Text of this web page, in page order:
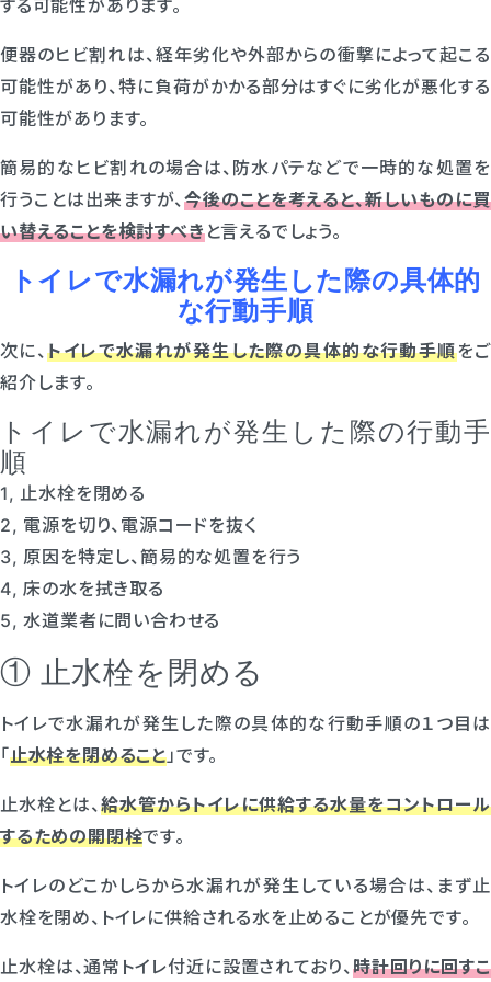
する可能性があります。
便器のヒビ割れは、経年劣化や外部からの衝撃によって起こる
可能性があり、特に負荷がかかる部分はすぐに劣化が悪化する
可能性があります。
簡易的なヒビ割れの場合は、防水パテなどで一時的な処置を
行うことは出来ますが、今後のことを考えると、新しいものに買
い替えることを検討すべきと言えるでしょう。
トイレで水漏れが発生した際の具体的
な行動手順
次に、トイレで水漏れが発生した際の具体的な行動手順をご
紹介します。
トイレで水漏れが発生した際の行動手
順
1, 止水栓を閉める
2, 電源を切り、電源コードを抜く
3, 原因を特定し、簡易的な処置を行う
4, 床の水を拭き取る
5, 水道業者に問い合わせる
① 止水栓を閉める
トイレで水漏れが発生した際の具体的な行動手順の１つ目は
「止水栓を閉めること」です。
止水栓とは、給水管からトイレに供給する水量をコントロール
するための開閉栓です。
トイレのどこかしらから水漏れが発生している場合は、まず止
水栓を閉め、トイレに供給される水を止めることが優先です。
止水栓は、通常トイレ付近に設置されており、時計回りに回すこ